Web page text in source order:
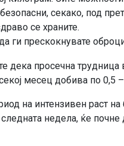
секако, под
се храните.
ги прескокнувате
дека просечна трудница
месец добива по 0,5
на интензивен раст на
недела, ќе